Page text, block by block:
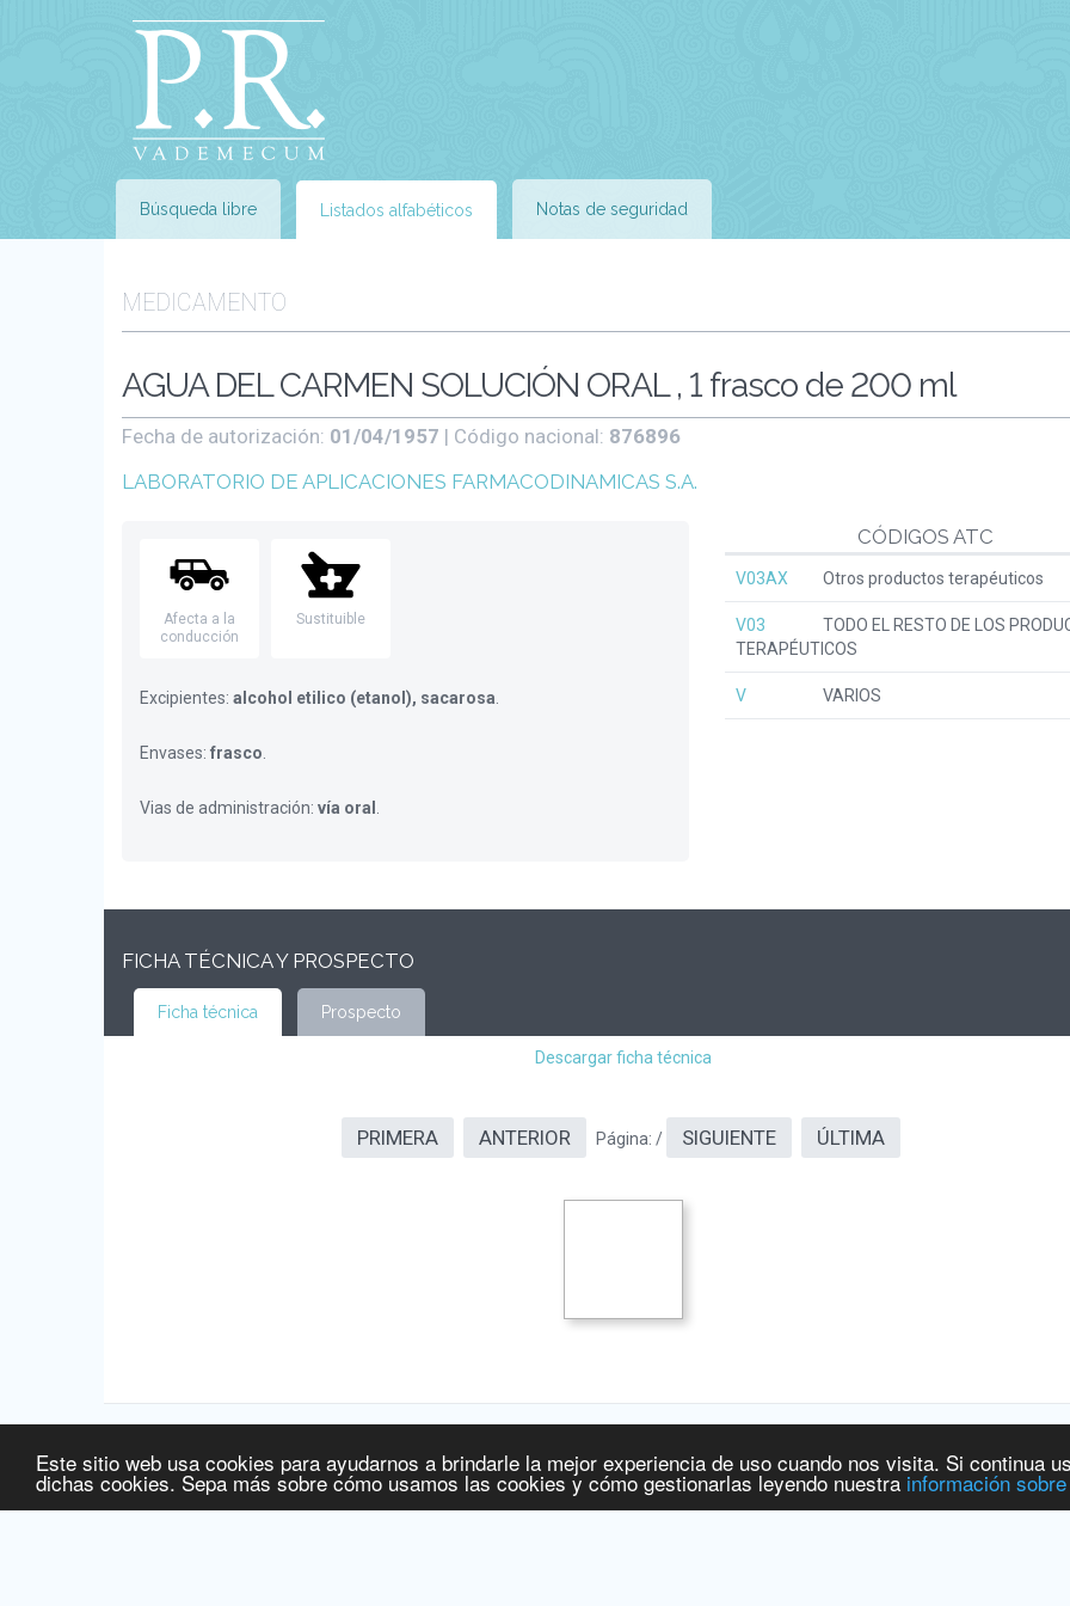
Este sitio web usa cookies para ayudarnos a brindarle la mejor experiencia de uso cuando nos visita. Si continua
dichas cookies. Sepa más sobre cómo usamos las cookies y cómo gestionarlas leyendo nuestra información
Búsqueda libre Listados alfabéticos Notas de seguridad
MEDICAMENTO
AGUA DEL CARMEN SOLUCIÓN ORAL , 1 frasco de 200 ml
Fecha de autorización: 01/04/1957 | Código nacional: 876896
LABORATORIO DE APLICACIONES FARMACODINAMICAS S.A.
CÓDIGOS ATC
V03AX Otros productos terapéuticos
V03
TODO EL RESTO DE LOS
TERAPÉUTICOS
V VARIOS
Afecta a la
conducción
Sustituible
Excipientes: alcohol etilico (etanol), sacarosa
Envases: frasco
Vias de administración: vía oral
FICHA TÉCNICA Y PROSPECTO
Ficha técnica Prospecto
Descargar ficha técnica
PRIMERA ANTERIOR Página: / SIGUIENTE ÚLTIMA
Fuente de la información:Agencia Española de Medicamentos y Productos Sanitarios[ www.aemps.gob.es].